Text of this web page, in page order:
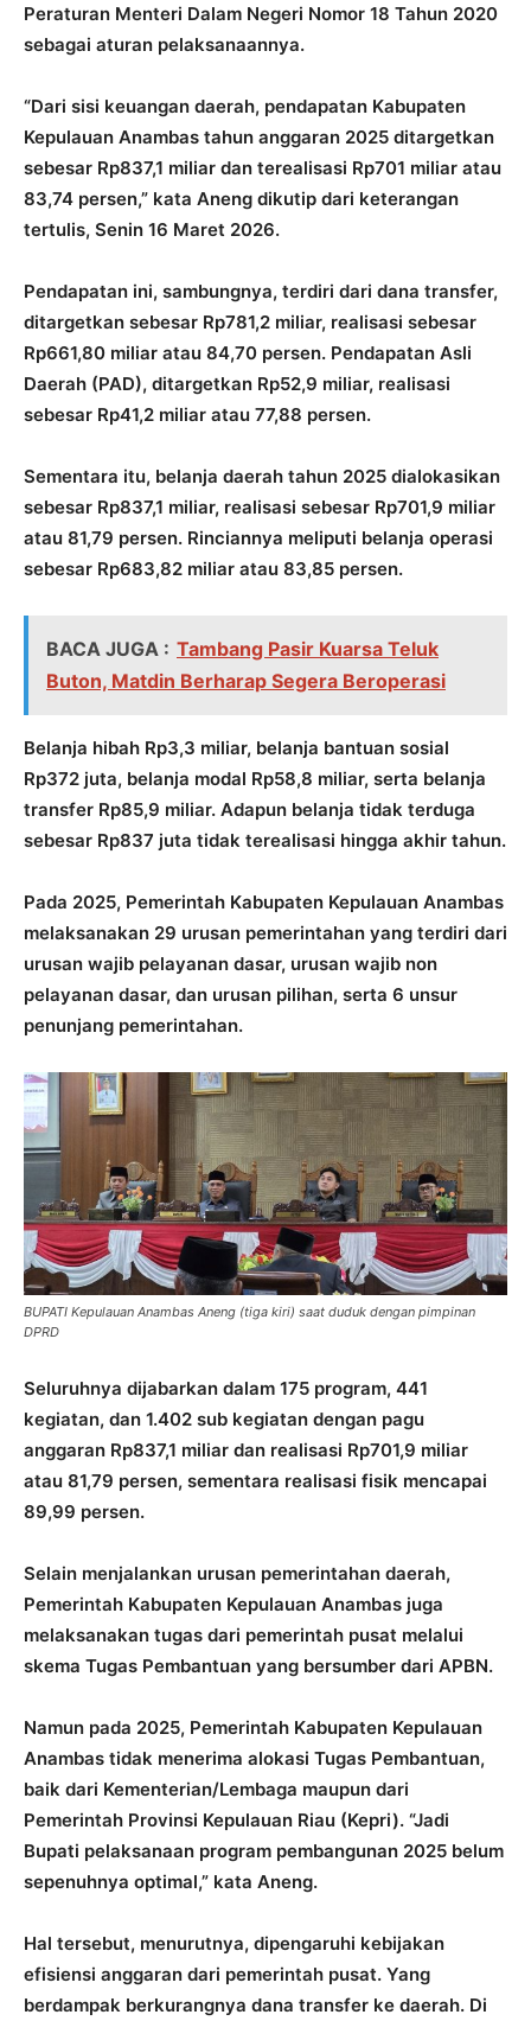
Peraturan Menteri Dalam Negeri Nomor 18 Tahun 2020
sebagai aturan pelaksanaannya.
“Dari sisi keuangan daerah, pendapatan Kabupaten
Kepulauan Anambas tahun anggaran 2025 ditargetkan
sebesar Rp837,1 miliar dan terealisasi Rp701 miliar atau
83,74 persen,” kata Aneng dikutip dari keterangan
tertulis, Senin 16 Maret 2026.
Pendapatan ini, sambungnya, terdiri dari dana transfer,
ditargetkan sebesar Rp781,2 miliar, realisasi sebesar
Rp661,80 miliar atau 84,70 persen. Pendapatan Asli
Daerah (PAD), ditargetkan Rp52,9 miliar, realisasi
sebesar Rp41,2 miliar atau 77,88 persen.
Sementara itu, belanja daerah tahun 2025 dialokasikan
sebesar Rp837,1 miliar, realisasi sebesar Rp701,9 miliar
atau 81,79 persen. Rinciannya meliputi belanja operasi
sebesar Rp683,82 miliar atau 83,85 persen.
BACA JUGA : Tambang Pasir Kuarsa Teluk
Buton, Matdin Berharap Segera Beroperasi
Belanja hibah Rp3,3 miliar, belanja bantuan sosial
Rp372 juta, belanja modal Rp58,8 miliar, serta belanja
transfer Rp85,9 miliar. Adapun belanja tidak terduga
sebesar Rp837 juta tidak terealisasi hingga akhir tahun.
Pada 2025, Pemerintah Kabupaten Kepulauan Anambas
melaksanakan 29 urusan pemerintahan yang terdiri dari
urusan wajib pelayanan dasar, urusan wajib non
pelayanan dasar, dan urusan pilihan, serta 6 unsur
penunjang pemerintahan.
BUPATI Kepulauan Anambas Aneng (tiga kiri) saat duduk dengan pimpinan
DPRD
Seluruhnya dijabarkan dalam 175 program, 441
kegiatan, dan 1.402 sub kegiatan dengan pagu
anggaran Rp837,1 miliar dan realisasi Rp701,9 miliar
atau 81,79 persen, sementara realisasi fisik mencapai
89,99 persen.
Selain menjalankan urusan pemerintahan daerah,
Pemerintah Kabupaten Kepulauan Anambas juga
melaksanakan tugas dari pemerintah pusat melalui
skema Tugas Pembantuan yang bersumber dari APBN.
Namun pada 2025, Pemerintah Kabupaten Kepulauan
Anambas tidak menerima alokasi Tugas Pembantuan,
baik dari Kementerian/Lembaga maupun dari
Pemerintah Provinsi Kepulauan Riau (Kepri). “Jadi
Bupati pelaksanaan program pembangunan 2025 belum
sepenuhnya optimal,” kata Aneng.
Hal tersebut, menurutnya, dipengaruhi kebijakan
efisiensi anggaran dari pemerintah pusat. Yang
berdampak berkurangnya dana transfer ke daerah. Di